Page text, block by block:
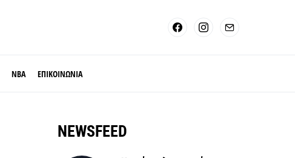
ΝΒΑ ΕΠΙΚΟΙΝΩΝΙΑ
NEWSFEED